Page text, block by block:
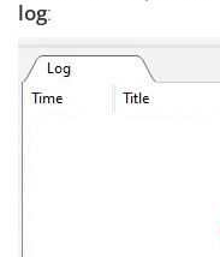
log: